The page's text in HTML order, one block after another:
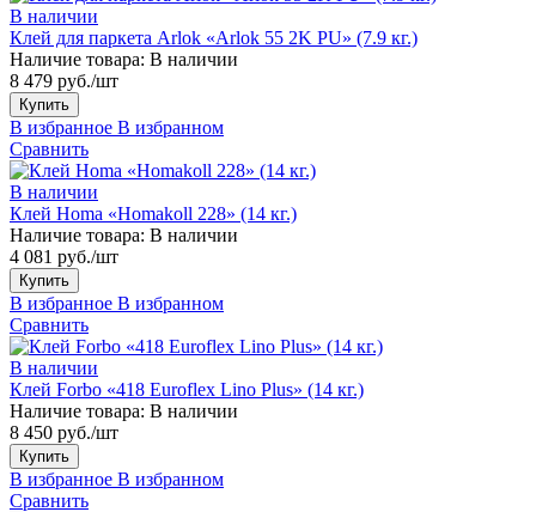
В наличии
Клей для паркета Arlok «Arlok 55 2K PU» (7.9 кг.)
Наличие товара: В наличии
8 479 руб./шт
Купить
В избранное В избранном
Сравнить
В наличии
Клей Homa «Homakoll 228» (14 кг.)
Наличие товара: В наличии
4 081 руб./шт
Купить
В избранное В избранном
Сравнить
В наличии
Клей Forbo «418 Euroflex Lino Plus» (14 кг.)
Наличие товара: В наличии
8 450 руб./шт
Купить
В избранное В избранном
Сравнить